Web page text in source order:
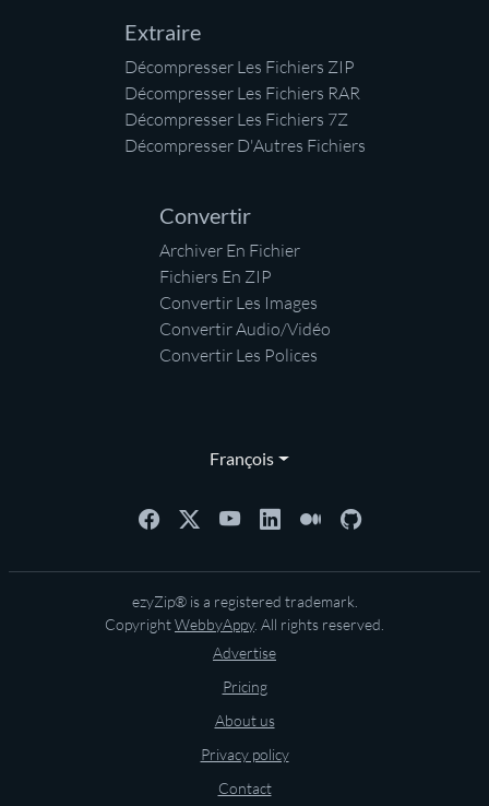
Extraire
Décompresser Les Fichiers ZIP
Décompresser Les Fichiers RAR
Décompresser Les Fichiers 7Z
Décompresser D'Autres Fichiers
Convertir
Archiver En Fichier
Fichiers En ZIP
Convertir Les Images
Convertir Audio/Vidéo
Convertir Les Polices
François
ezyZip® is a registered trademark.
CopyrightWebbyAppy. All rights reserved.
Advertise
Pricing
About us
Privacy policy
Contact